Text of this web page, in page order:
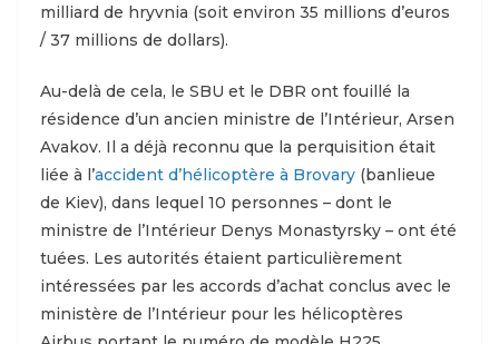
milliard de hryvnia (soit environ 35 millions d’euros
/ 37 millions de dollars).
Au-delà de cela, le SBU et le DBR ont fouillé la
résidence d’un ancien ministre de l’Intérieur, Arsen
Avakov. Il a déjà reconnu que la perquisition était
liée à l’accident d’hélicoptère à Brovary (banlieue
de Kiev), dans lequel 10 personnes – dont le
ministre de l’Intérieur Denys Monastyrsky – ont été
tuées. Les autorités étaient particulièrement
intéressées par les accords d’achat conclus avec le
ministère de l’Intérieur pour les hélicoptères